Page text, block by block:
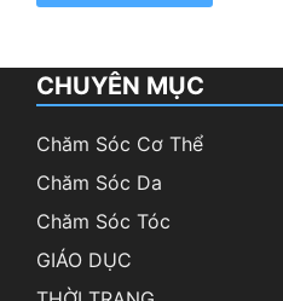
CHUYÊN MỤC
Chăm Sóc Cơ Thể
Chăm Sóc Da
Chăm Sóc Tóc
GIÁO DỤC